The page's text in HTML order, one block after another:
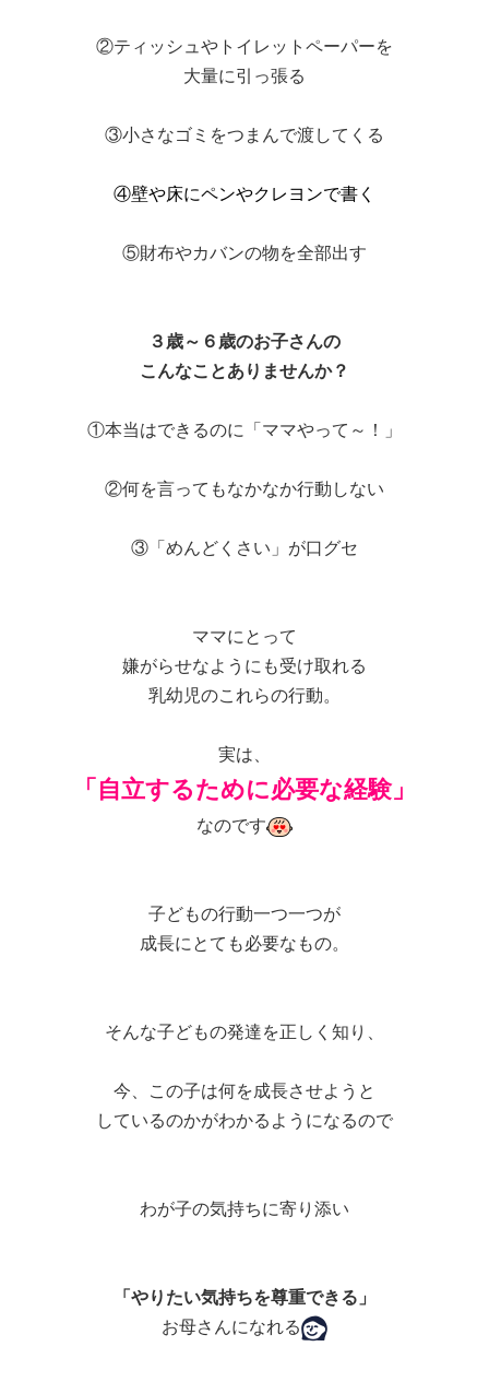
②ティッシュやトイレットペーパーを
大量に引っ張る
③小さなゴミをつまんで渡してくる
④壁や床にペンやクレヨンで書く
⑤財布やカバンの物を全部出す
３歳～６歳のお子さんの
こんなことありませんか？
①本当はできるのに「ママやって～！」
②何を言ってもなかなか行動しない
③「めんどくさい」が口グセ
ママにとって
嫌がらせなようにも受け取れる
乳幼児のこれらの行動。
実は、
「自立するために必要な経験」
なのです
子どもの行動一つ一つが
成長にとても必要なもの。
そんな子どもの発達を正しく知り、
今、この子は何を成長させようと
しているのかがわかるようになるので
わが子の気持ちに寄り添い
「やりたい気持ちを尊重できる」
お母さんになれる